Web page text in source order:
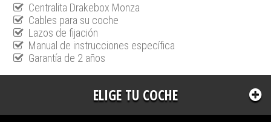
Centralita Drakebox Monza
Cables para su coche
Lazos de fijación
Manual de instrucciones específica
Garantía de 2 años
ELIGE TU COCHE